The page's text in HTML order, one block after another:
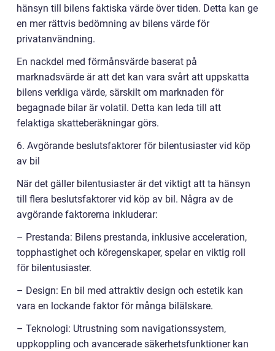
hänsyn till bilens faktiska värde över tiden. Detta kan ge
en mer rättvis bedömning av bilens värde för
privatanvändning.
En nackdel med förmånsvärde baserat på
marknadsvärde är att det kan vara svårt att uppskatta
bilens verkliga värde, särskilt om marknaden för
begagnade bilar är volatil. Detta kan leda till att
felaktiga skatteberäkningar görs.
6. Avgörande beslutsfaktorer för bilentusiaster vid köp
av bil
När det gäller bilentusiaster är det viktigt att ta hänsyn
till flera beslutsfaktorer vid köp av bil. Några av de
avgörande faktorerna inkluderar:
– Prestanda: Bilens prestanda, inklusive acceleration,
topphastighet och köregenskaper, spelar en viktig roll
för bilentusiaster.
– Design: En bil med attraktiv design och estetik kan
vara en lockande faktor för många bilälskare.
– Teknologi: Utrustning som navigationssystem,
uppkoppling och avancerade säkerhetsfunktioner kan